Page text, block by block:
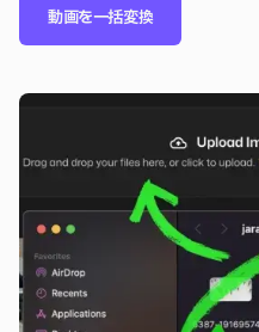
動画を一括変換